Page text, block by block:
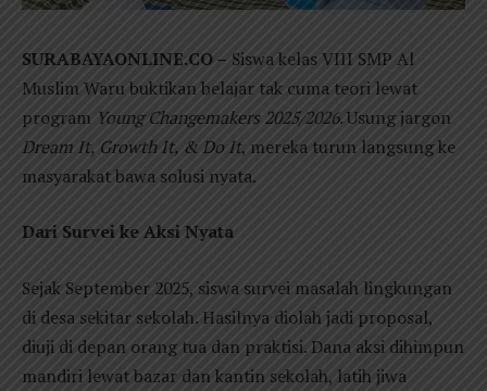
SURABAYAONLINE.CO – Siswa kelas VIII SMP Al
Muslim Waru buktikan belajar tak cuma teori lewat
program Young Changemakers 2025/2026. Usung jargon
Dream It, Growth It, & Do It, mereka turun langsung ke
masyarakat bawa solusi nyata.
Dari Survei ke Aksi Nyata
Sejak September 2025, siswa survei masalah lingkungan
di desa sekitar sekolah. Hasilnya diolah jadi proposal,
diuji di depan orang tua dan praktisi. Dana aksi dihimpun
mandiri lewat bazar dan kantin sekolah, latih jiwa